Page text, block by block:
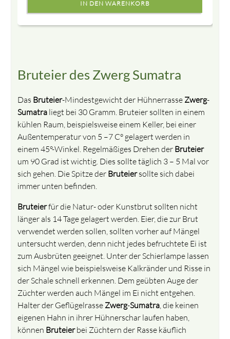
Bruteier des Zwerg Sumatra
Das Bruteier-Mindestgewicht der Hühnerrasse Zwerg-
Sumatra liegt bei 30 Gramm. Bruteier sollten in einem
kühlen Raum, beispielsweise einem Keller, bei einer
Außentemperatur von 5 –7 C° gelagert werden in
einem 45°-Winkel. Regelmäßiges Drehen der Bruteier
um 90 Grad ist wichtig. Dies sollte täglich 3 – 5 Mal vor
sich gehen. Die Spitze der Bruteiersollte sich dabei
immer unten befinden.
Bruteierfür die Natur- oder Kunstbrut sollten nicht
länger als 14 Tage gelagert werden. Eier, die zur Brut
verwendet werden sollen, sollten vorher auf Mängel
untersucht werden, denn nicht jedes befruchtete Ei ist
zum Ausbrüten geeignet. Unter der Schierlampe lassen
sich Mängel wie beispielsweise Kalkränder und Risse in
der Schale schnell erkennen. Dem geübten Auge der
Züchter werden auch Mängel im Ei nicht entgehen.
Halter der Geflügelrasse Zwerg-Sumatra , die keinen
eigenen Hahn in ihrer Hühnerschar laufen haben,
können Bruteierbei Züchtern der Rasse käuflich